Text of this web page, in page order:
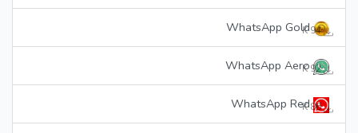
WhatsApp Gold 94 K
WhatsApp Aero 92 K
WhatsApp Red 86 K